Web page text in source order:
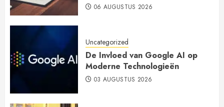
06 AUGUSTUS 2026
Uncategorized
De Invloed van Google AI op
Moderne Technologieën
03 AUGUSTUS 2026